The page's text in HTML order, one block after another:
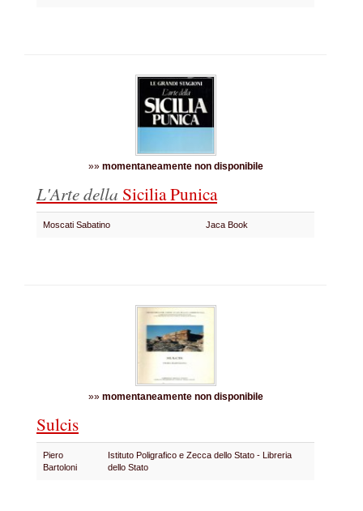
»» momentaneamente non disponibile
L'Arte della Sicilia Punica
Moscati Sabatino Jaca Book
»» momentaneamente non disponibile
Sulcis
Piero
Bartoloni
Istituto Poligrafico e Zecca dello Stato - Libreria
dello Stato